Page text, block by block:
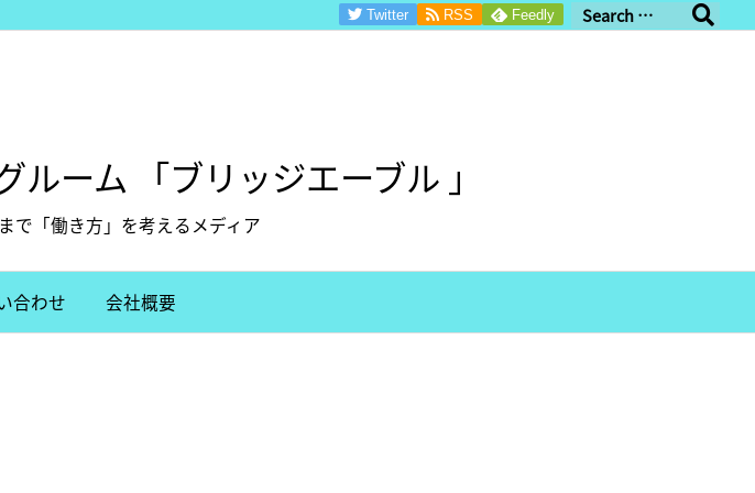
ルーム 「ブリッジエーブル 」
で「働き方」を考えるメディア
合わせ 会社概要
Twitter RSS Feedly